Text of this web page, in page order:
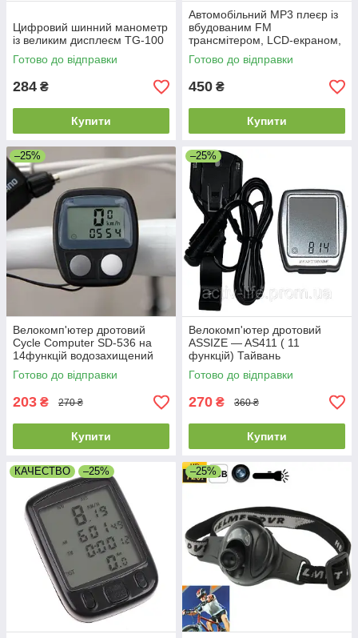
Цифровий шинний манометр
із великим дисплеєм TG-100
Готово до відправки
284 ₴
Купити
Автомобільний MP3 плеєр із
вбудованим FM
трансмітером, LCD-екраном,
USB, SD/MMC, microSD.
Колір: червоний
Готово до відправки
450 ₴
Купити
–25%
Велокомп'ютер дротовий
Cycle Computer SD-536 на
14функцій водозахищений
Готово до відправки
203 ₴ 270 ₴
Купити
–25%
Велокомп'ютер дротовий
ASSIZE — AS411 ( 11
функцій) Тайвань
Готово до відправки
270 ₴ 360 ₴
Купити
КАЧЕСТВО –25% –25%